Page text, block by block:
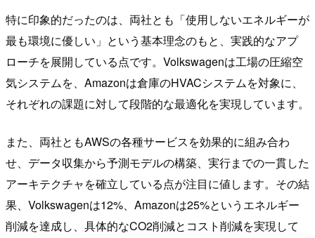
特に印象的だったのは、両社とも「使用しないエネルギーが
最も環境に優しい」という基本理念のもと、実践的なアプ
ローチを展開している点です。Volkswagenは工場の圧縮空
気システムを、Amazonは倉庫のHVACシステムを対象に、
それぞれの課題に対して段階的な最適化を実現しています。
また、両社ともAWSの各種サービスを効果的に組み合わ
せ、データ収集から予測モデルの構築、実行までの一貫した
アーキテクチャを確立している点が注目に値します。その結
果、Volkswagenは12%、Amazonは25%というエネルギー
削減を達成し、具体的なCO2削減とコスト削減を実現して